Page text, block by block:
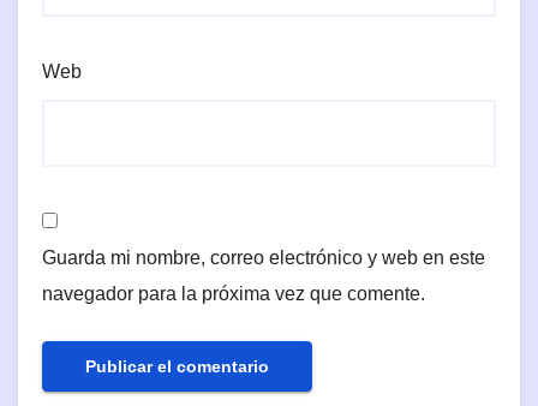
Web
Guarda mi nombre, correo electrónico y web en este
navegador para la próxima vez que comente.